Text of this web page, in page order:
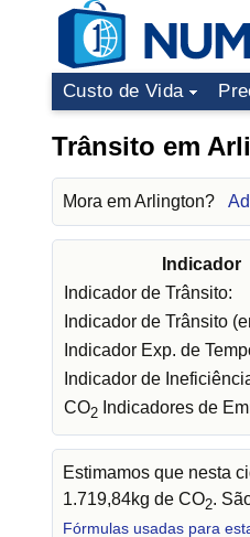
Custo de Vida
Trânsito em
Mora em Arlington?
Indicador
Indicador de Trânsito:
Indicador de Trânsito
Indicador Exp. de
Indicador de
CO2 Indicadores de
Estimamos que nesta
1.719,84kg de CO2.
Fórmulas usadas para